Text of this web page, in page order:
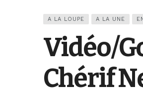
A LA LOUPE A LA UNE
Vidéo/
Chérif